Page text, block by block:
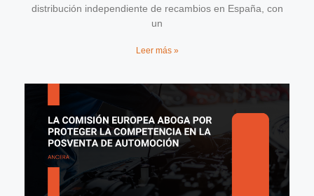
distribución independiente de recambios en España, con
un
Leer más »